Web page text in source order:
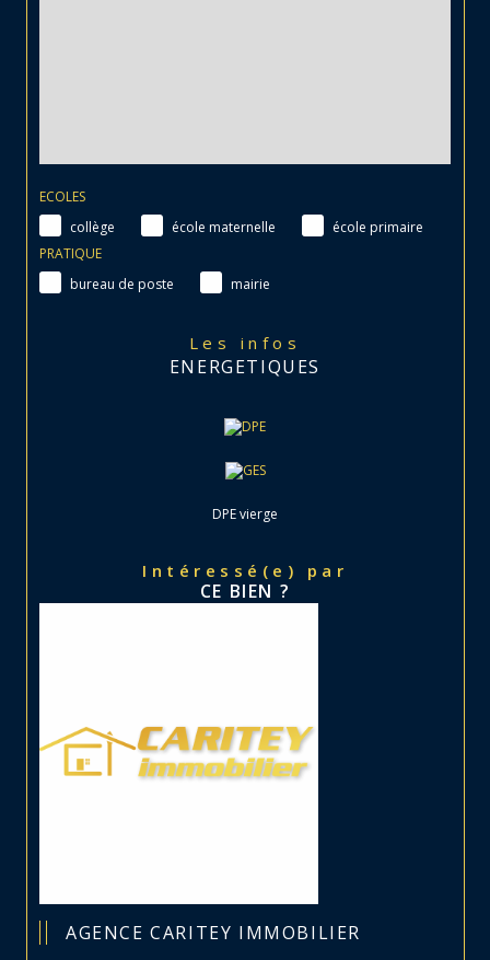
ECOLES
collège
école maternelle
école primaire
PRATIQUE
bureau de poste
mairie
Les infos
ENERGETIQUES
DPE vierge
Intéressé(e) par
CE BIEN ?
AGENCE CARITEY IMMOBILIER